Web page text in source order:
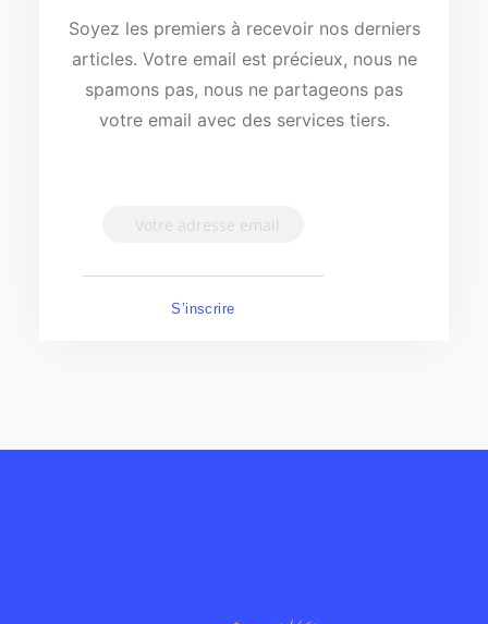
Soyez les premiers à recevoir nos derniers
articles. Votre email est précieux, nous ne
spamons pas, nous ne partageons pas
votre email avec des services tiers.
S’inscrire